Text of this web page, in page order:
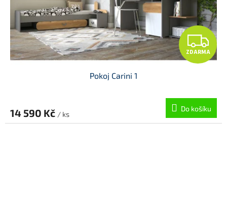
Z
D
R
M
ZDARMA
Pokoj Carini 1
14 590 Kč / ks
Do košíku